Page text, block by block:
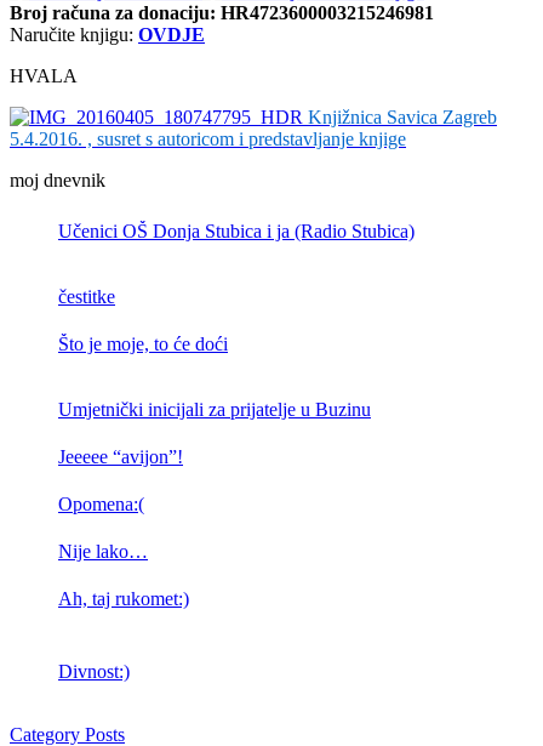
Broj računa za donaciju: HR4723600003215246981
Naručite knjigu: OVDJE
HVALA
Knjižnica Savica Zagreb
5.4.2016. , susret s autoricom i predstavljanje knjige
moj dnevnik
Učenici OŠ Donja Stubica i ja (Radio Stubica)
čestitke
Što je moje, to će doći
Umjetnički inicijali za prijatelje u Buzinu
Jeeeee “avijon”!
Opomena:(
Nije lako…
Ah, taj rukomet:)
Divnost:)
Category Posts